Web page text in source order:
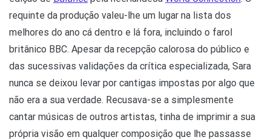
requinte da produção valeu-lhe um lugar na lista dos
melhores do ano cá dentro e lá fora, incluindo o farol
britânico BBC. Apesar da recepção calorosa do público e
das sucessivas validações da crítica especializada, Sara
nunca se deixou levar por cantigas impostas por algo que
não era a sua verdade. Recusava-se a simplesmente
cantar músicas de outros artistas, tinha de imprimir a sua
própria visão em qualquer composição que lhe passasse